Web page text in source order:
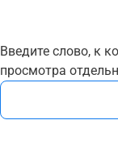
Введите слово, к
просмотра